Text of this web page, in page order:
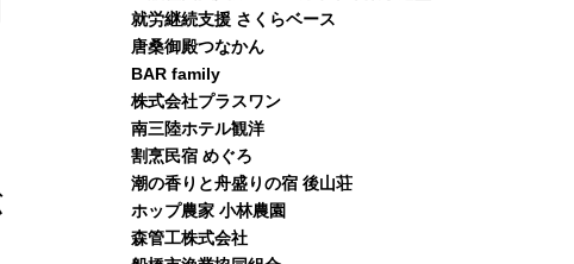
就労継続支援 さくらベース
唐桑御殿つなかん
BAR family
株式会社プラスワン
南三陸ホテル観洋
割烹民宿 めぐろ
潮の香りと舟盛りの宿 後山荘
ホップ農家 小林農園
森管工株式会社